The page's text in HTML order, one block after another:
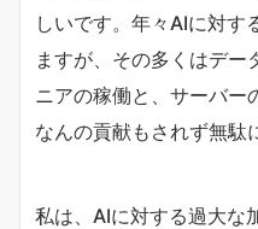
しいです。年々AIに対す
ますが、その多くはデー
ニアの稼働と、サーバー
なんの貢献もされず無駄
私は、AIに対する過大な